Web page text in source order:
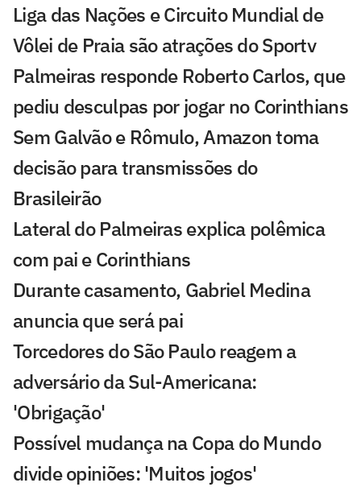
Liga das Nações e Circuito Mundial de
Vôlei de Praia são atrações do Sportv
Palmeiras responde Roberto Carlos, que
pediu desculpas por jogar no Corinthians
Sem Galvão e Rômulo, Amazon toma
decisão para transmissões do
Brasileirão
Lateral do Palmeiras explica polêmica
com pai e Corinthians
Durante casamento, Gabriel Medina
anuncia que será pai
Torcedores do São Paulo reagem a
adversário da Sul-Americana:
'Obrigação'
Possível mudança na Copa do Mundo
divide opiniões: 'Muitos jogos'